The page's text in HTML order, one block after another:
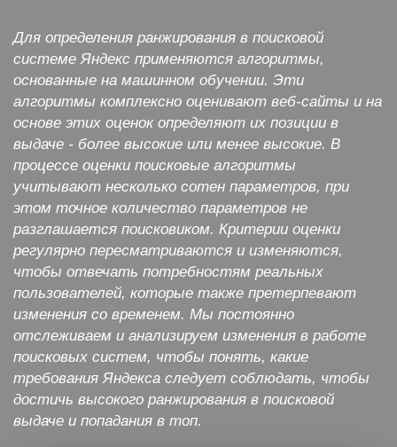
Для определения ранжирования в поисковой
системе Яндекс применяются алгоритмы,
основанные на машинном обучении. Эти
алгоритмы комплексно оценивают веб-сайты и на
основе этих оценок определяют их позиции в
выдаче - более высокие или менее высокие. В
процессе оценки поисковые алгоритмы
учитывают несколько сотен параметров, при
этом точное количество параметров не
разглашается поисковиком. Критерии оценки
регулярно пересматриваются и изменяются,
чтобы отвечать потребностям реальных
пользователей, которые также претерпевают
изменения со временем. Мы постоянно
отслеживаем и анализируем изменения в работе
поисковых систем, чтобы понять, какие
требования Яндекса следует соблюдать, чтобы
достичь высокого ранжирования в поисковой
выдаче и попадания в топ.